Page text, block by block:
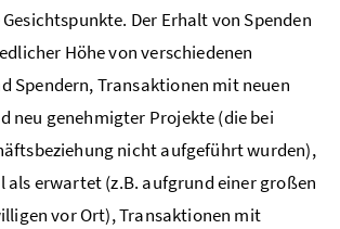
Der Erhalt von Spenden
Höhe von verschiedenen
Spendern, Transaktionen mit neuen
neu genehmigter Projekte (die bei
nicht aufgeführt wurden),
als erwartet (z.B. aufgrund einer großen
vor Ort), Transaktionen mit